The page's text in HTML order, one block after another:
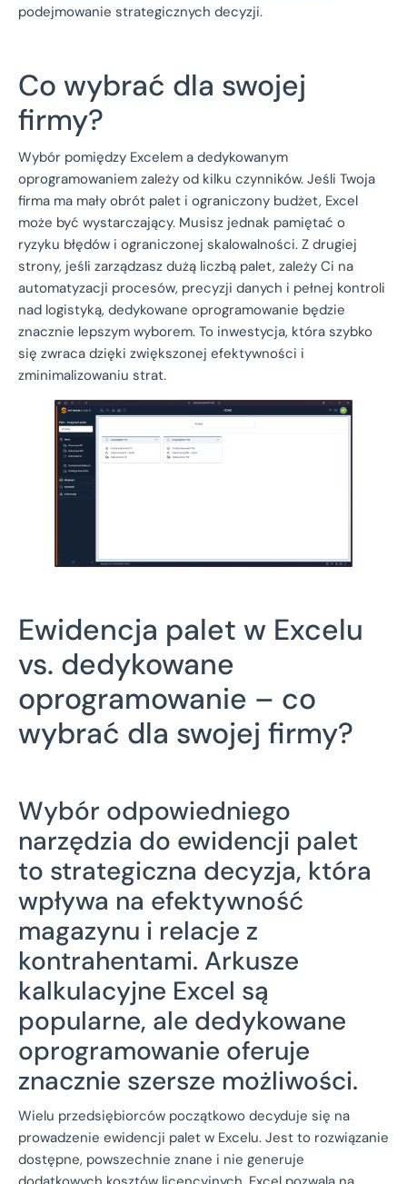
podejmowanie strategicznych decyzji.
Co wybrać dla swojej
firmy?
Wybór pomiędzy Excelem a dedykowanym
oprogramowaniem zależy od kilku czynników. Jeśli Twoja
firma ma mały obrót palet i ograniczony budżet, Excel
może być wystarczający. Musisz jednak pamiętać o
ryzyku błędów i ograniczonej skalowalności. Z drugiej
strony, jeśli zarządzasz dużą liczbą palet, zależy Ci na
automatyzacji procesów, precyzji danych i pełnej kontroli
nad logistyką, dedykowane oprogramowanie będzie
znacznie lepszym wyborem. To inwestycja, która szybko
się zwraca dzięki zwiększonej efektywności i
zminimalizowaniu strat.
Ewidencja palet w Excelu
vs. dedykowane
oprogramowanie – co
wybrać dla swojej firmy?
Wybór odpowiedniego
narzędzia do ewidencji palet
to strategiczna decyzja, która
wpływa na efektywność
magazynu i relacje z
kontrahentami. Arkusze
kalkulacyjne Excel są
popularne, ale dedykowane
oprogramowanie oferuje
znacznie szersze możliwości.
Wielu przedsiębiorców początkowo decyduje się na
prowadzenie ewidencji palet w Excelu. Jest to rozwiązanie
dostępne, powszechnie znane i nie generuje